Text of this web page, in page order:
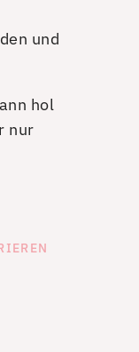
und
hol
nur